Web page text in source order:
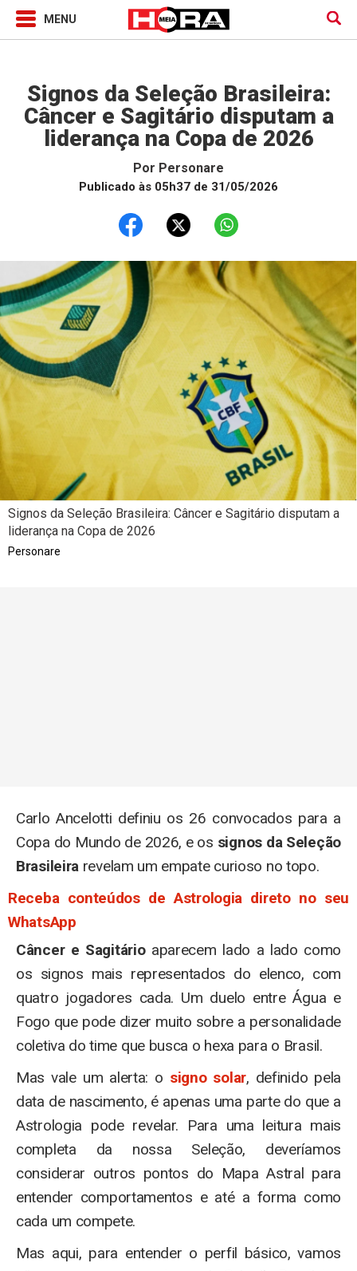
Signos da Seleção Brasileira:
Câncer e Sagitário disputam a
liderança na Copa de 2026
Por Personare
Publicado às 05h37 de 31/05/2026
Signos da Seleção Brasileira: Câncer e Sagitário disputam a
liderança na Copa de 2026
Personare
Carlo Ancelotti definiu os 26 convocados para a
Copa do Mundo de 2026, e os signos da Seleção
Brasileira revelam um empate curioso no topo.
Receba conteúdos de Astrologia direto no seu
WhatsApp
Câncer e Sagitárioaparecem lado a lado como
os signos mais representados do elenco, com
quatro jogadores cada. Um duelo entre Água e
Fogo que pode dizer muito sobre a personalidade
coletiva do time que busca o hexa para o Brasil.
Mas vale um alerta: o signo solar, definido pela
data de nascimento, é apenas uma parte do que a
Astrologia pode revelar. Para uma leitura mais
completa da nossa Seleção, deveríamos
considerar outros pontos do Mapa Astral para
entender comportamentos e até a forma como
cada um compete.
Mas aqui, para entender o perfil básico, vamos